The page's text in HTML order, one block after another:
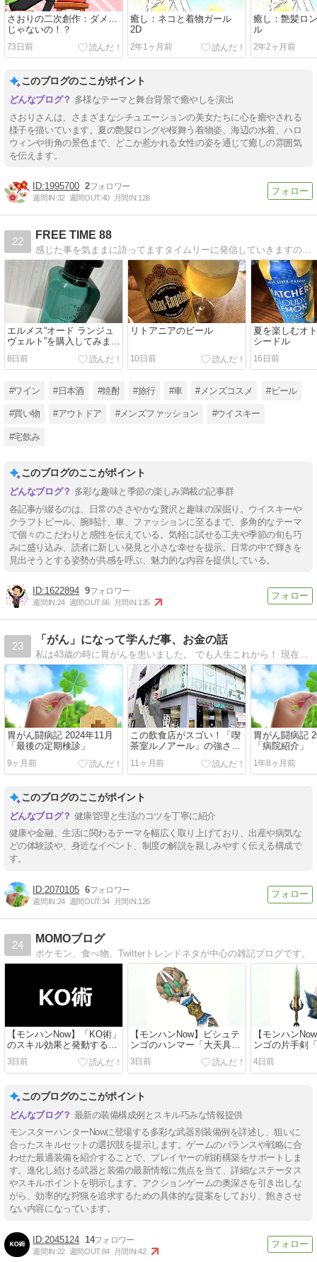
さおりの二次創作：ダメ…
じゃないの！？
73日前
癒し：ネコと着物ガール
2D
2年1ヶ月前
癒し：艶髪ロ
ル
2年2ヶ月前
このブログのここがポイント
多様なテーマと舞台背景で癒やしを演出
さおりさんは、さまざまなシチュエーションの美女たちに心を癒やされる
様子を描いています。夏の艶髪ロングや桜舞う着物姿、海辺の水着、ハロ
ウィンや街角の景色まで、どこか惹かれる女性の姿を通じて癒しの雰囲気
を伝えます。
1995700 2
週間IN:32 週間OUT:40 月間IN:128
22
FREE TIME 88
感じた事を気ままに語ってますタイムリーに発信していきますので遊びに来てください。
エルメス“オード ランジュ
ヴェルト”を購入してみまし
8日前
リトアニアのビール
10日前
夏を楽しむオ
シードル
16日前
#ワイン #日本酒 #焼酎 #旅行 #車 #メンズコスメ #ビール
#買い物 #アウトドア #メンズファッション #ウイスキー
#宅飲み
このブログのここがポイント
多彩な趣味と季節の楽しみ満載の記事群
各記事が綴るのは、日常のささやかな贅沢と趣味の深掘り。ウイスキーや
クラフトビール、腕時計、車、ファッションに至るまで、多角的なテーマ
で個々のこだわりと感性を伝えている。気軽に試せる工夫や季節の旬も巧
みに盛り込み、読者に新しい発見と小さな幸せを提示。日常の中で輝きを
見出そうとする姿勢が共感を呼ぶ、魅力的な内容を提供している。
1622894 9
週間IN:24 週間OUT:66 月間IN:135
23
「がん」になって学んだ事、お金の話
私は43歳の時に胃がんを患いました。 でも人生これから！ 現在は「病気と健康」「お金」「飲食」「FP試験」をテーマにファイナンシャル・プランナーの視点からブログを配信中です。
胃がん闘病記 2024年11月
「最後の定期検診」
9ヶ月前
この飲食店がスゴい！「喫
茶室ルノアール」の強さの
秘訣をリポートします！！
11ヶ月前
胃がん闘病記
「病院紹介」
1年8ヶ月前
このブログのここがポイント
健康管理と生活のコツを丁寧に紹介
健康や金融、生活に関わるテーマを幅広く取り上げており、出産や病気な
どの体験談や、身近なイベント、制度の解説を親しみやすく伝える構成で
す。
2070105 6
週間IN:24 週間OUT:34 月間IN:126
24
MOMOブログ
ポケモン、食べ物、Twitterトレンドネタが中心の雑記ブログです。
【モンハンNow】「KO術」
のスキル効果と発動する防
具 / 与えた気絶蓄積値に応
じたダメージを与える「ダ
ブルインパクト」と相性が
3日前
【モンハンNow】ビシュテ
ンゴのハンマー「大天具・
鈷槌コンゴウ」に溜打・響
音強化やKO術などのスキ
ルを付けられる装備構成例
3日前
【モンハン
ンゴの片手剣
剣フドウ」に
攻撃活性など
けられる装備
4日前
このブログのここがポイント
最新の装備構成例とスキル巧みな情報提供
モンスターハンターNowに登場する多彩な武器別装備例を詳述し、狙いに
合ったスキルセットの選択肢を提示します。ゲームのバランスや戦略に合
わせた最適装備を紹介することで、プレイヤーの戦術構築をサポートしま
す。進化し続ける武器と装備の最新情報に焦点を当て、詳細なステータス
やスキルポイントを明示します。アクションゲームの奥深さを引き出しな
がら、効率的な狩猟を追求するための具体的な提案をしており、飽きさせ
ない内容になっています。
2045124 14
週間IN:22 週間OUT:84 月間IN:42